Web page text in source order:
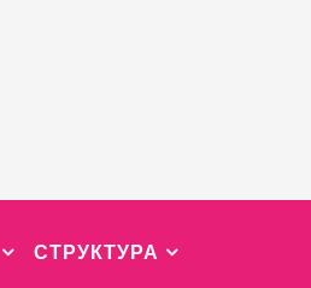
СТРУКТУРА